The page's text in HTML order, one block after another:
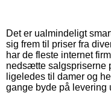
Det er ualmindeligt
sig frem til priser fra
har de fleste internet
nedsætte salgspriserne
ligeledes til damer og
gange byde på levering